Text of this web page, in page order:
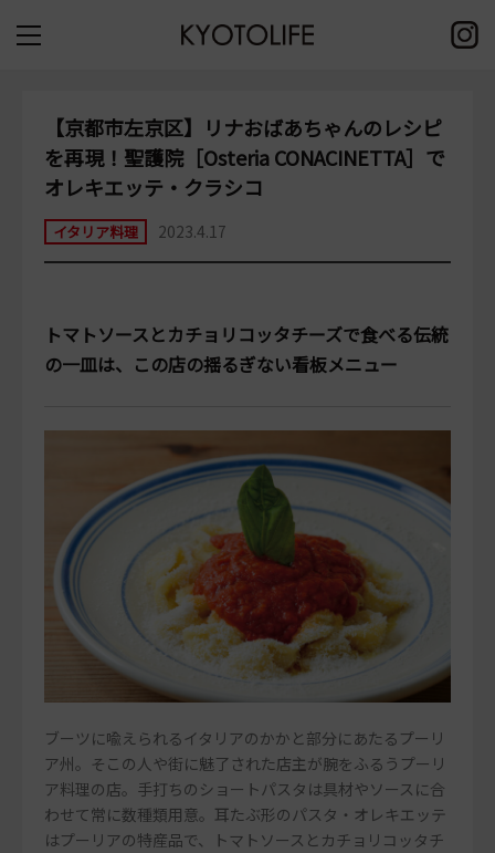
【京都市左京区】リナおばあちゃんのレシピ
を再現！聖護院［Osteria CONACINETTA］で
オレキエッテ・クラシコ
イタリア料理 2023.4.17
トマトソースとカチョリコッタチーズで食べる伝統
の一皿は、この店の揺るぎない看板メニュー
ブーツに喩えられるイタリアのかかと部分にあたるプーリ
ア州。そこの人や街に魅了された店主が腕をふるうプーリ
ア料理の店。手打ちのショートパスタは具材やソースに合
わせて常に数種類用意。耳たぶ形のパスタ・オレキエッテ
はプーリアの特産品で、トマトソースとカチョリコッタチ